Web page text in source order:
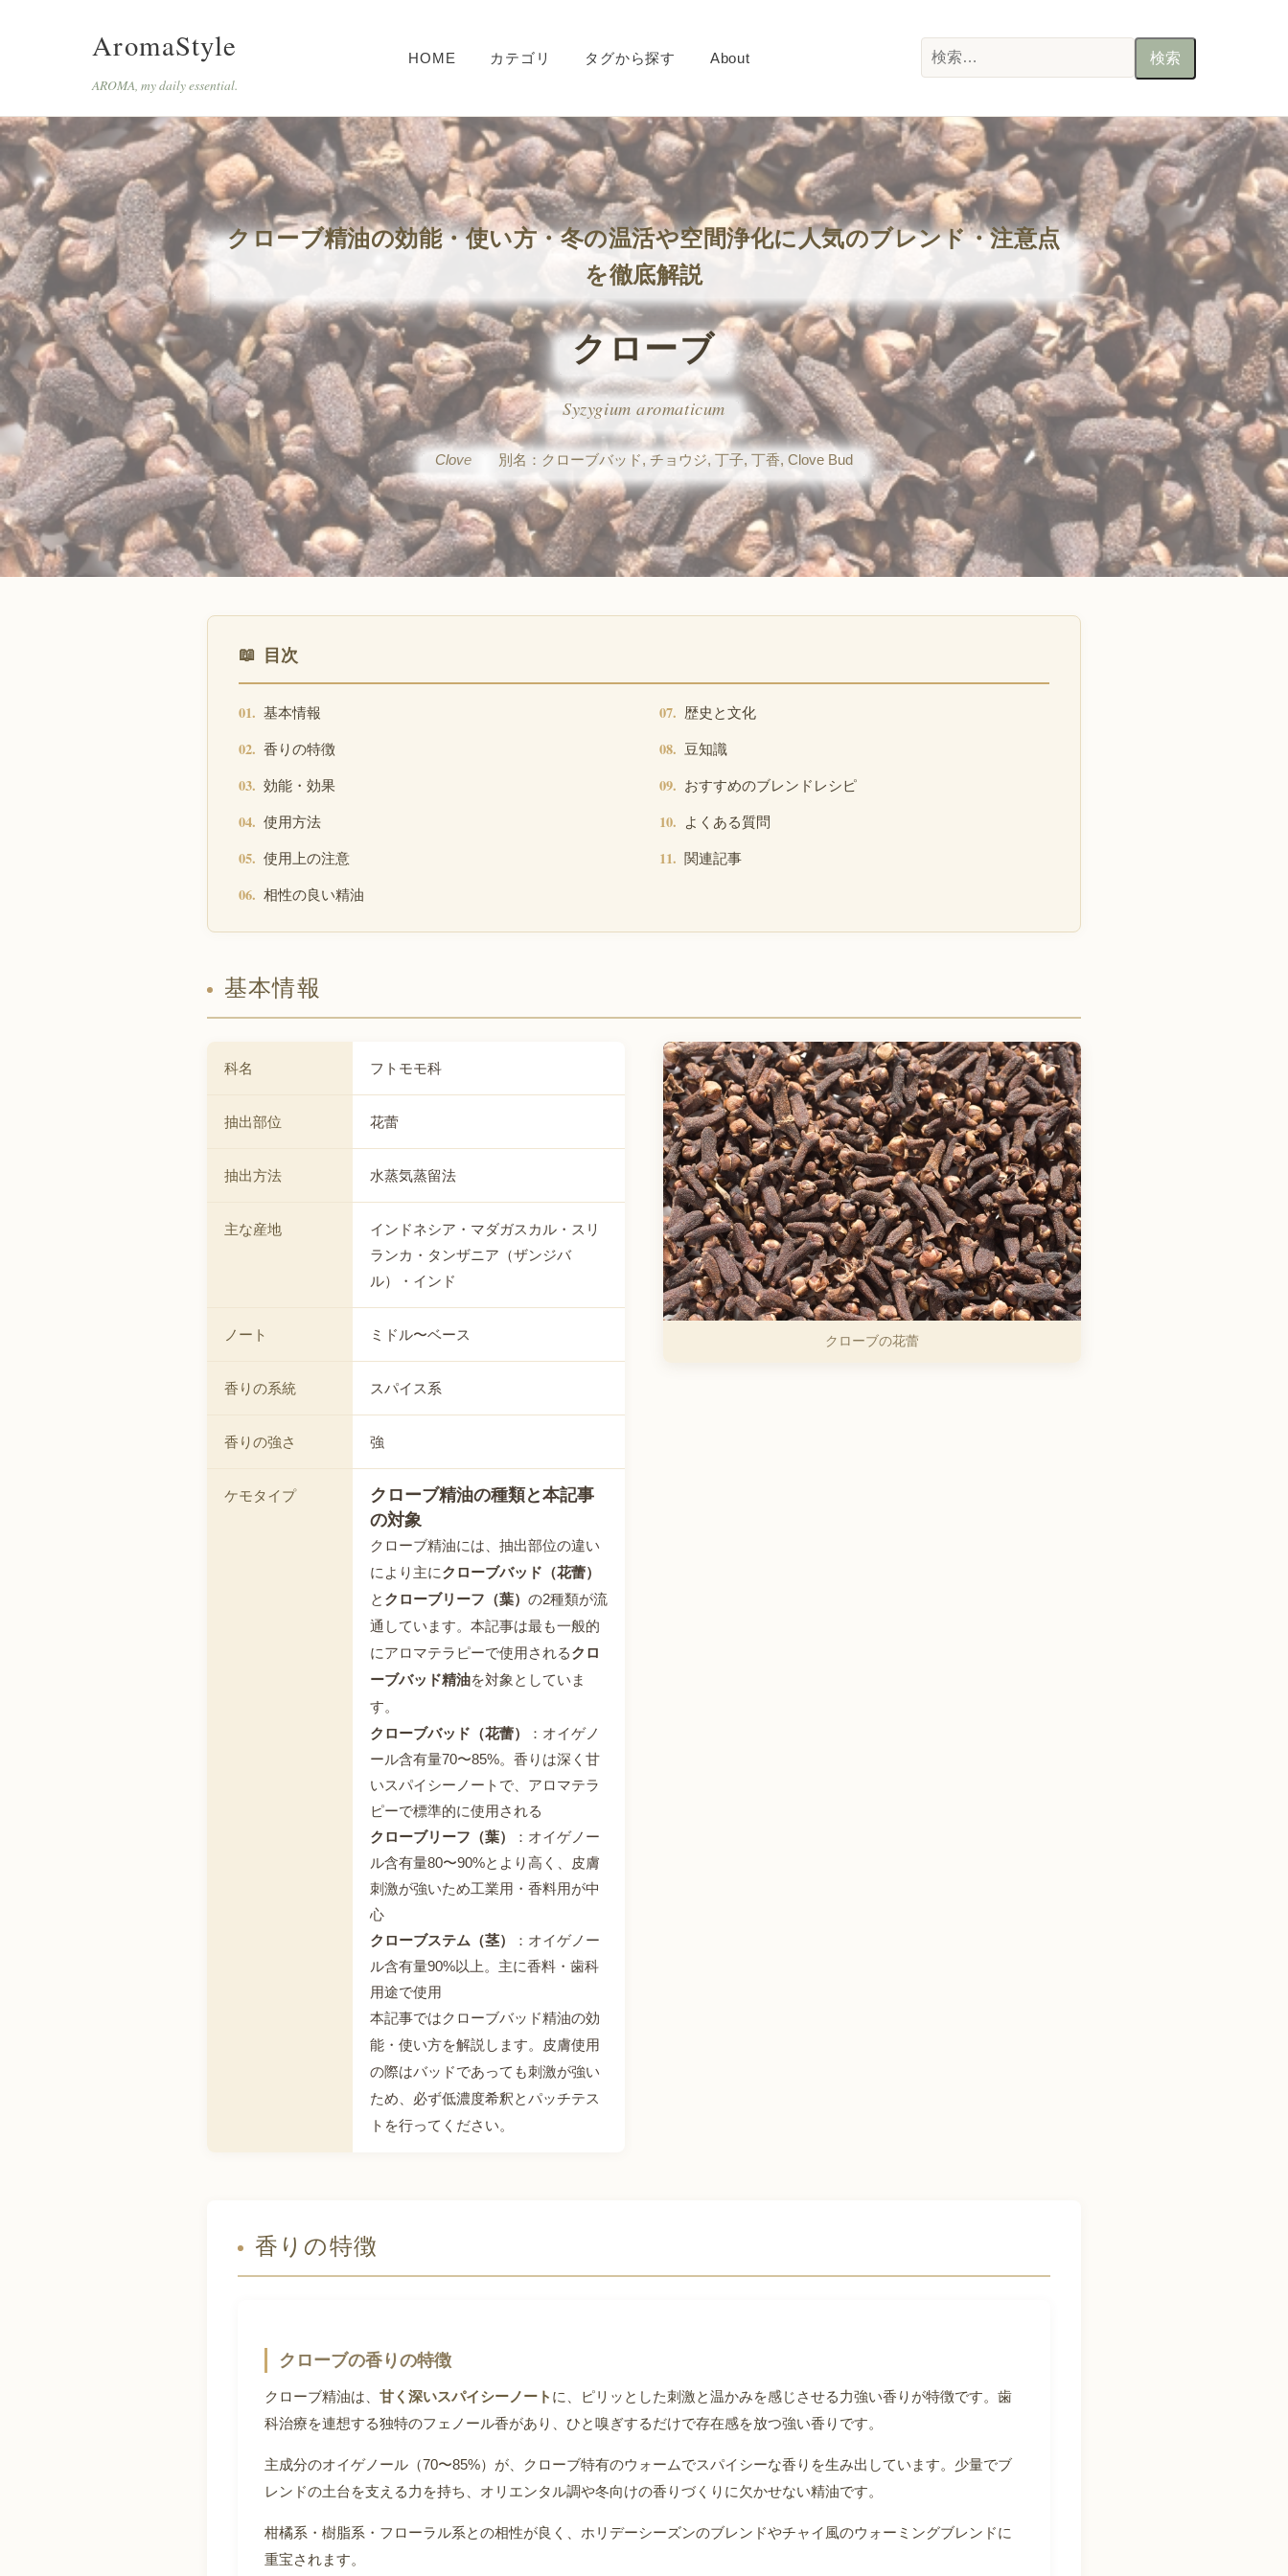
AromaStyle
AROMA, my daily essential.
HOME カテゴリ タグから探す About
検
索:
クローブ精油の効能・使い方・冬の温活や空間浄化に人気のブレンド・注意点
を徹底解説
クローブ
Syzygium aromaticum
Clove 別名：クローブバッド, チョウジ, 丁子, 丁香, Clove Bud
目次
基本情報
香りの特徴
効能・効果
使用方法
使用上の注意
相性の良い精油
歴史と文化
豆知識
おすすめのブレンドレシピ
よくある質問
関連記事
基本情報
科名 フトモモ科
抽出部位 花蕾
抽出方法 水蒸気蒸留法
主な産地
インドネシア・マダガスカル・スリ
ランカ・タンザニア（ザンジバ
ル）・インド
ノート ミドル〜ベース
香りの系統 スパイス系
香りの強さ 強
ケモタイプ
クローブ精油の種類と本記事
の対象
クローブ精油には、抽出部位の違い
により主にクローブバッド（花蕾）
と クローブリーフ（葉） の2種類が流
通しています。本記事は最も一般的
にアロマテラピーで使用されるクロ
ーブバッド精油を対象としていま
す。
クローブバッド（花蕾）
：オイゲノ
ール含有量70〜85%。香りは深く甘
いスパイシーノートで、アロマテラ
ピーで標準的に使用される
クローブリーフ（葉）
：オイゲノー
ル含有量80〜90%とより高く、皮膚
刺激が強いため工業用・香料用が中
心
クローブステム（茎）
：オイゲノー
ル含有量90%以上。主に香料・歯科
用途で使用
本記事ではクローブバッド精油の効
能・使い方を解説します。皮膚使用
の際はバッドであっても刺激が強い
ため、必ず低濃度希釈とパッチテス
トを行ってください。
クローブの花蕾
香りの特徴
クローブの香りの特徴
クローブ精油は、 甘く深いスパイシーノート に、ピリッとした刺激と温かみを感じさせる力強い香りが特徴です。歯
科治療を連想する独特のフェノール香があり、ひと嗅ぎするだけで存在感を放つ強い香りです。
主成分のオイゲノール（70〜85%）が、クローブ特有のウォームでスパイシーな香りを生み出しています。少量でブ
レンドの土台を支える力を持ち、オリエンタル調や冬向けの香りづくりに欠かせない精油です。
柑橘系・樹脂系・フローラル系との相性が良く、ホリデーシーズンのブレンドやチャイ風のウォーミングブレンドに
重宝されます。